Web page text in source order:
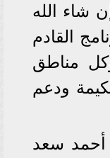
شاء الله
القادم
مناطق
ودعم
سعد